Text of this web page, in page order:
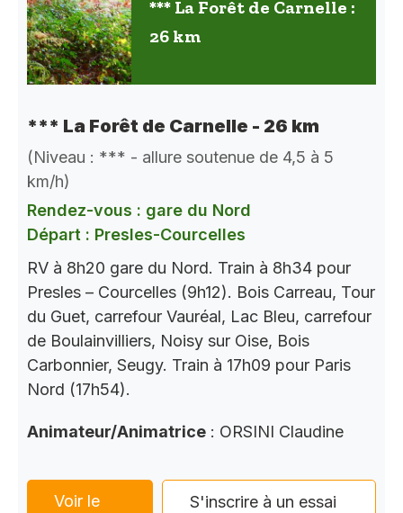
*** La Forêt de Carnelle :
26 km
*** La Forêt de Carnelle - 26 km
(Niveau : *** - allure soutenue de 4,5 à 5
km/h)
Rendez-vous : gare du Nord
Départ : Presles-Courcelles
RV à 8h20 gare du Nord. Train à 8h34 pour
Presles – Courcelles (9h12). Bois Carreau, Tour
du Guet, carrefour Vauréal, Lac Bleu, carrefour
de Boulainvilliers, Noisy sur Oise, Bois
Carbonnier, Seugy. Train à 17h09 pour Paris
Nord (17h54).
Animateur/Animatrice : ORSINI Claudine
Voir le
S'inscrire à un essai